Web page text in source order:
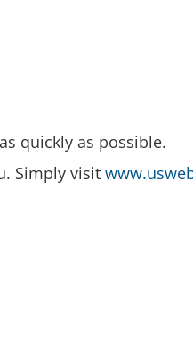
quickly as possible.
Simply visit